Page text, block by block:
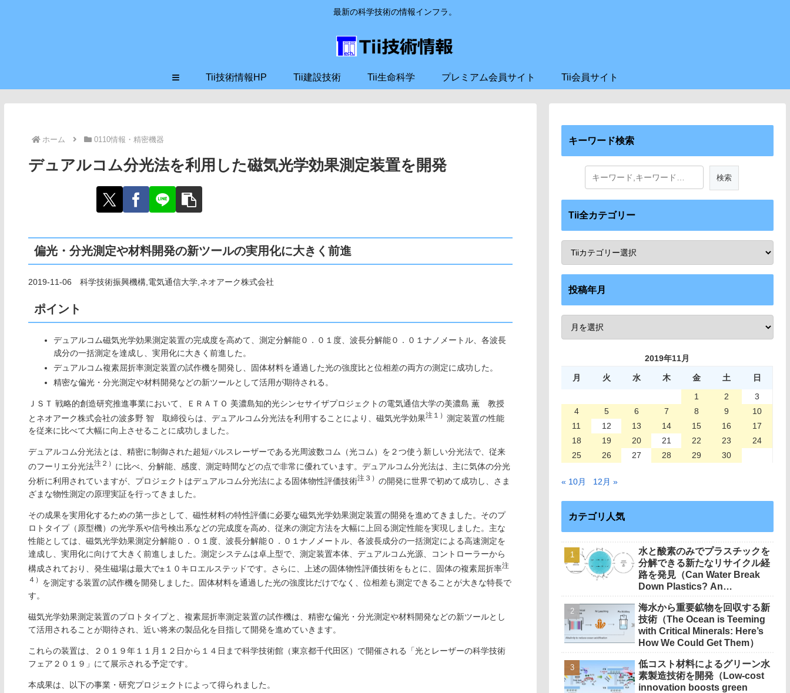
最新の科学技術の情報インフラ。
≡ Tii技術情報HP Tii建設技術 Tii生命科学 プレミアム会員サイト Tii会員サイト
ホーム 0110情報・精密機器
デュアルコム分光法を利用した磁気光学効果測定装置を開発
偏光・分光測定や材料開発の新ツールの実用化に大きく前進
2019-11-06 科学技術振興機構,電気通信大学,ネオアーク株式会社
ポイント
デュアルコム磁気光学効果測定装置の完成度を高めて、測定分解能０．０１度、波長分解能０．０１ナノメートル、各波長
成分の一括測定を達成し、実用化に大きく前進した。
デュアルコム複素屈折率測定装置の試作機を開発し、固体材料を通過した光の強度比と位相差の両方の測定に成功した。
精密な偏光・分光測定や材料開発などの新ツールとして活用が期待される。
ＪＳＴ 戦略的創造研究推進事業において、ＥＲＡＴＯ 美濃島知的光シンセサイザプロジェクトの電気通信大学の美濃島 薫 教授
とネオアーク株式会社の波多野 智 取締役らは、デュアルコム分光法を利用することにより、磁気光学効果注１） 測定装置の性能
を従来に比べて大幅に向上させることに成功しました。
デュアルコム分光法とは、精密に制御された超短パルスレーザーである光周波数コム（光コム）を２つ使う新しい分光法で、従来
のフーリエ分光法注２） に比べ、分解能、感度、測定時間などの点で非常に優れています。デュアルコム分光法は、主に気体の分光
分析に利用されていますが、プロジェクトはデュアルコム分光法による固体物性評価技術注３） の開発に世界で初めて成功し、さま
ざまな物性測定の原理実証を行ってきました。
その成果を実用化するための第一歩として、磁性材料の特性評価に必要な磁気光学効果測定装置の開発を進めてきました。そのプ
ロトタイプ（原型機）の光学系や信号検出系などの完成度を高め、従来の測定方法を大幅に上回る測定性能を実現しました。主な
性能としては、磁気光学効果測定分解能０．０１度、波長分解能０．０１ナノメートル、各波長成分の一括測定による高速測定を
達成し、実用化に向けて大きく前進しました。測定システムは卓上型で、測定装置本体、デュアルコム光源、コントローラーから
構成されており、発生磁場は最大で±１０キロエルステッドです。さらに、上述の固体物性評価技術をもとに、固体の複素屈折率注
４） を測定する装置の試作機を開発しました。固体材料を通過した光の強度比だけでなく、位相差も測定できることが大きな特長で
す。
磁気光学効果測定装置のプロトタイプと、複素屈折率測定装置の試作機は、精密な偏光・分光測定や材料開発などの新ツールとし
て活用されることが期待され、近い将来の製品化を目指して開発を進めていきます。
これらの装置は、２０１９年１１月１２日から１４日まで科学技術館（東京都千代田区）で開催される「光とレーザーの科学技術
フェア２０１９」にて展示される予定です。
本成果は、以下の事業・研究プロジェクトによって得られました。
キーワード検索
Tii全カテゴリー
投稿年月
2019年11月
月 火 水 木 金 土
日
1
2
3
4
5 6 7 8 9
10
11
12 13 14 15 16
17
18
19 20 21 22 23
24
25
26 27 28 29 30
« 10月 12月 »
カテゴリ人気
水と酸素のみでプラスチックを
分解できる新たなリサイクル経
路を発見（Can Water Break
Down Plastics? An
a New Route to Recycling）
海水から重要鉱物を回収する新
技術（The Ocean is Teeming
with Critical Minerals: Here’s
How We Could Get Them）
低コスト材料によるグリーン水
素製造技術を開発（Low-cost
innovation boosts green